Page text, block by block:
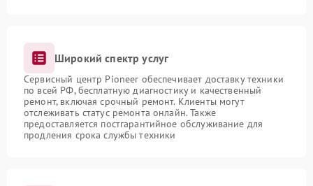
Широкий спектр услуг
Сервисный центр Pioneer обеспечивает доставку техники
по всей РФ, бесплатную диагностику и качественный
ремонт, включая срочный ремонт. Клиенты могут
отслеживать статус ремонта онлайн. Также
предоставляется постгарантийное обслуживание для
продления срока службы техники